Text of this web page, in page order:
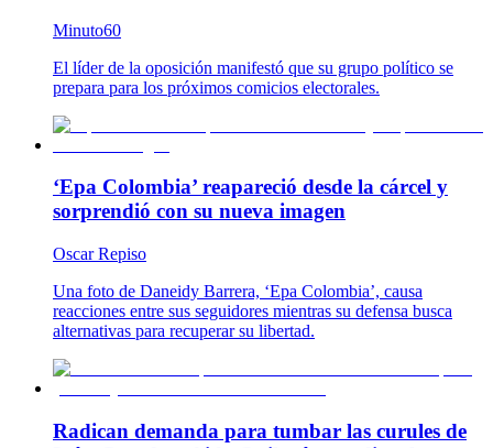
Minuto60
El líder de la oposición manifestó que su grupo político se
prepara para los próximos comicios electorales.
‘Epa Colombia’ reapareció desde la cárcel y
sorprendió con su nueva imagen
Oscar Repiso
Una foto de Daneidy Barrera, ‘Epa Colombia’, causa
reacciones entre sus seguidores mientras su defensa busca
alternativas para recuperar su libertad.
Radican demanda para tumbar las curules de